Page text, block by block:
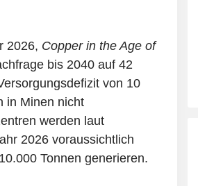
2026, Copper in the Age of
bis 2040 auf 42
von 10
in Minen nicht
werden laut
2026 voraussichtlich
Tonnen generieren.